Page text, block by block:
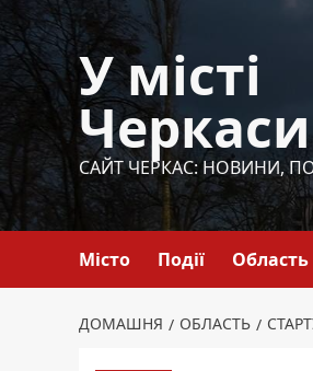
Перейти
до
вмісту
У місті
Черкаси
САЙТ ЧЕРКАС: НОВИНИ,
Місто Події Область
ДОМАШНЯ ОБЛАСТЬ